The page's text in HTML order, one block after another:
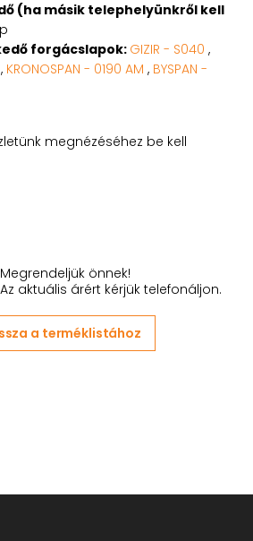
(ha másik telephelyünkről kell
forgácslapok: GIZIR - S040 ,
, KRONOSPAN - 0190 AM , BYSPAN -
megnézéséhez be kell
Megrendeljük önnek!
Az aktuális árért kérjük telefonáljon.
a terméklistához